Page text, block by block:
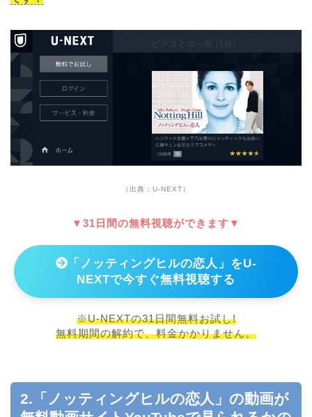
（出典：U-NEXT）
▼31日間の無料視聴ができます▼
「ノッティングヒルの恋人」をU-
NEXTで今すぐ無料視聴する
※U-NEXTの31日間無料お試し!
無料期間の解約で、料金かかりません。
2.「ノッティングヒルの恋人」の動画が